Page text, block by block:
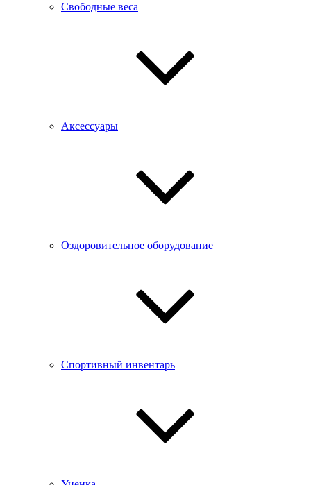
Свободные веса
Аксессуары
Оздоровительное оборудование
Спортивный инвентарь